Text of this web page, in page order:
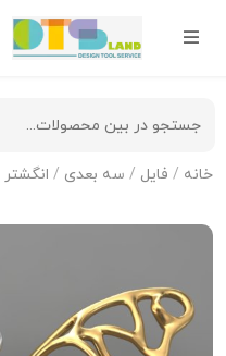
خانه / فایل / سه بعدی / انگشتر